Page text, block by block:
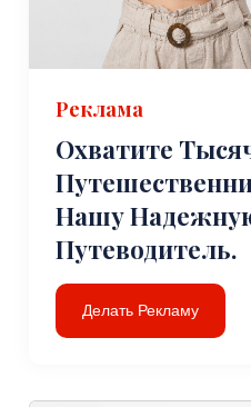
Реклама
Охватите
Нашу
Путеводитель.
Делать Рекламу